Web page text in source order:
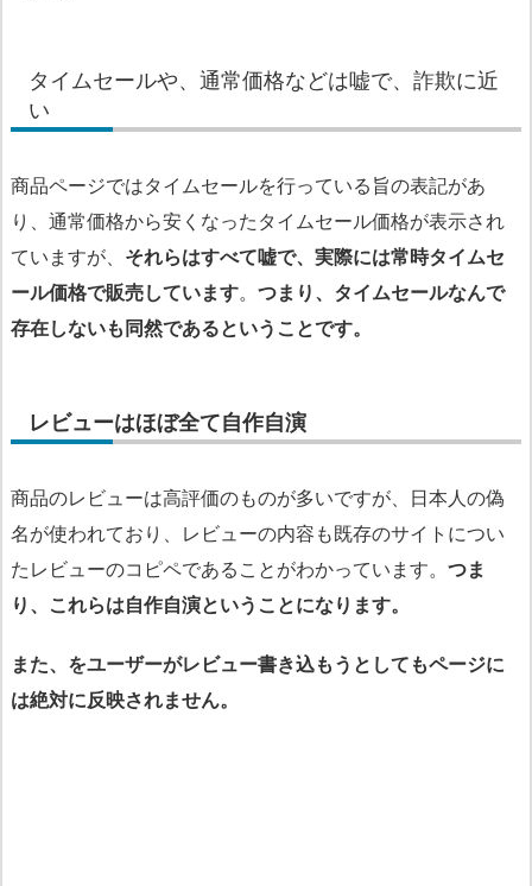
タイムセールや、通常価格などは嘘で、詐欺に近
い
商品ページではタイムセールを行っている旨の表記があ
り、通常価格から安くなったタイムセール価格が表示され
ていますが、 それらはすべて嘘で、実際には常時タイムセ
ール価格で販売しています。 つまり、タイムセールなんで
存在しないも同然であるということです。
レビューはほぼ全て自作自演
商品のレビューは高評価のものが多いですが、日本人の偽
名が使われており、レビューの内容も既存のサイトについ
たレビューのコピペであることがわかっています。 つま
り、これらは自作自演ということになります。
また、 をユーザーがレビュー書き込もうとしてもページに
は絶対に反映されません。